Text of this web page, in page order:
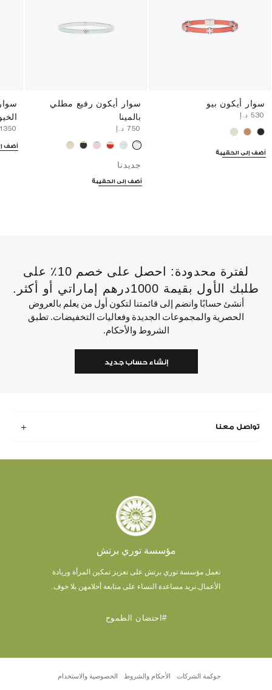
سوار أيكون بيو
أضف إلى الحقيبة
سوار أيكون رفيع مطلي
بالمينا
جديدنا
أضف إلى الحقيبة
أضف
لفترة محدودة: احصل على خصم 10٪ على
طلبك الأول بقيمة 1000درهم إماراتي أو أكثر.
أنشئ حسابًا وانضم إلى قائمتنا لتكون أول من يعلم بالعروض
الحصرية والمجموعات الجديدة وفعاليات التخفيضات. تطبق
الشروط والأحكام.
إنشاء حساب جديد
تواصل معنا
مؤسسة توري برتش
تعمل مؤسسة توري برتش على تعزيز تمكين المرأة وريادة
الأعمال. نريد مساعدة النساء على متابعة أحلامهن بلا خوف.
#احتضان الطموح
حوكمة الشركات الأحكام والشروط الخصوصية والاستخدام